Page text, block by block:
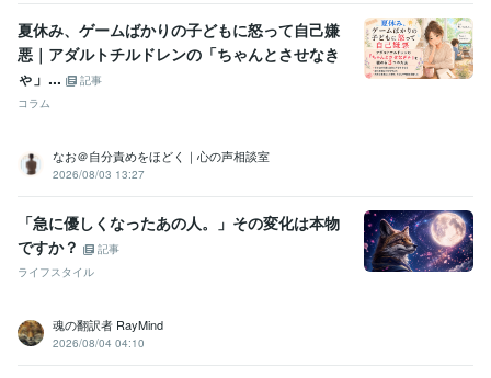
夏休み、ゲームばかりの子どもに怒って自己嫌
悪｜アダルトチルドレンの「ちゃんとさせなき
ゃ」...
記事
コラム
なお＠自分責めをほどく｜心の声相談室
2026/08/03 13:27
「急に優しくなったあの人。」その変化は本物
ですか？
記事
ライフスタイル
魂の翻訳者 RayMind
2026/08/04 04:10